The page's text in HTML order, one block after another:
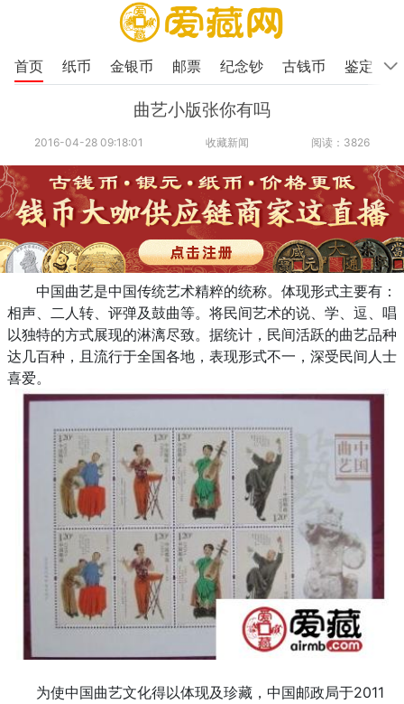
首页 纸币 金银币 邮票 纪念钞 古钱币 鉴定
曲艺小版张你有吗
2016-04-28 09:18:01 收藏新闻 阅读：3826
中国曲艺是中国传统艺术精粹的统称。体现形式主要有：
相声、二人转、评弹及鼓曲等。将民间艺术的说、学、逗、唱
以独特的方式展现的淋漓尽致。据统计，民间活跃的曲艺品种
达几百种，且流行于全国各地，表现形式不一，深受民间人士
喜爱。
为使中国曲艺文化得以体现及珍藏，中国邮政局于2011